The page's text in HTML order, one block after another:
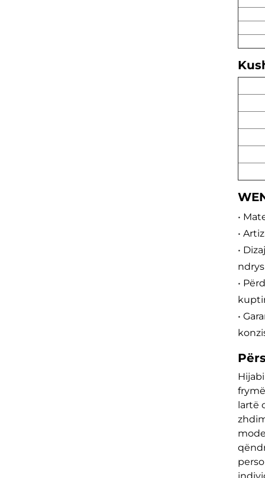
•
•
•
•
•
lartë